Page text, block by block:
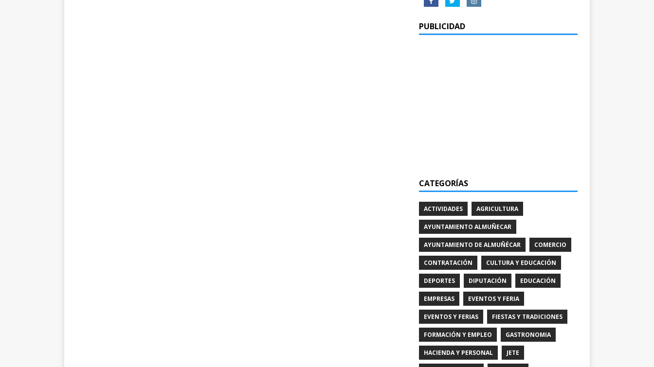
PUBLICIDAD
CATEGORÍAS
ACTIVIDADES AGRICULTURA
AYUNTAMIENTO ALMUÑECAR
AYUNTAMIENTO DE ALMUÑÉCAR COMERCIO
CONTRATACIÓN CULTURA Y EDUCACIÓN
DEPORTES DIPUTACIÓN EDUCACIÓN
EMPRESAS EVENTOS Y FERIA
EVENTOS Y FERIAS FIESTAS Y TRADICIONES
FORMACIÓN Y EMPLEO GASTRONOMIA
HACIENDA Y PERSONAL JETE